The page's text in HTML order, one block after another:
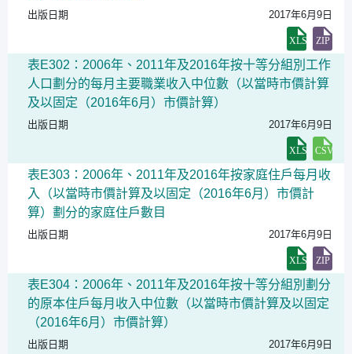
出版日期 2017年6月9日
表E302：2006年、2011年及2016年按十等分組別工作
人口劃分的每月主要職業收入中位數（以當時市價計算
及以固定（2016年6月）市價計算）
出版日期 2017年6月9日
表E303：2006年、2011年及2016年按家庭住戶每月收
入（以當時市價計算及以固定（2016年6月）市價計
算）劃分的家庭住戶數目
出版日期 2017年6月9日
表E304：2006年、2011年及2016年按十等分組別劃分
的原本住戶每月收入中位數（以當時市價計算及以固定
（2016年6月）市價計算）
出版日期 2017年6月9日